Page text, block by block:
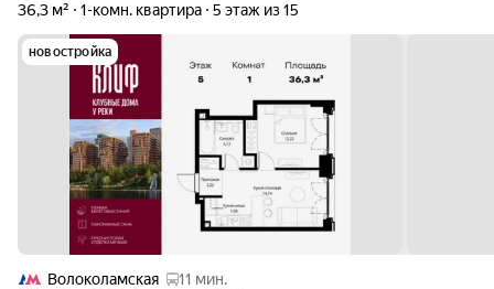
36,3 м²
1-комн. квартира 5 этаж из 15
новостройка
Волоколамская
11 мин.